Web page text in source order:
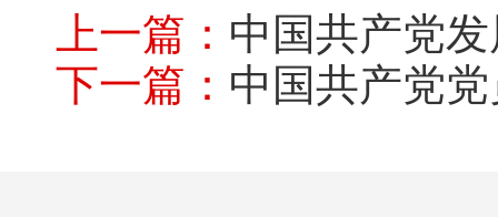
上一篇： 中国共产党
下一篇： 中国共产党